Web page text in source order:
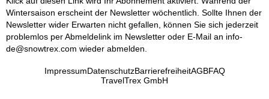
Wintersaison erscheint der Newsletter wöchentlich. Sollte Ihnen der
Newsletter wider Erwarten nicht gefallen, können Sie sich jederzeit
problemlos per Abmeldelink im Newsletter oder E-Mail an info-
de@snowtrex.com wieder abmelden.
ImpressumDatenschutzBarrierefreiheitAGBFAQ
TravelTrex GmbH